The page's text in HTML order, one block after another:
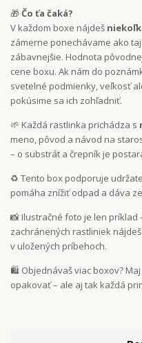
🎁Čo ťa čaká?
V každom boxe nájdeš
zámerne ponechávame ako
zábavnejšie. Hodnota
cene boxu. Ak nám do
svetelné podmienky, veľkosť
pokúsime sa ich zohľadniť.
🌱 Každá rastlinka prichádza s
meno, pôvod a návod na
– o substrát a črepník je
♻️ Tento box podporuje
pomáha znížiť odpad a dáva
📸 Ilustračné foto je len príklad
zachránených rastliniek
v uložených príbehoch.
🛍️ Objednávaš viac boxov?
opakovať – ale aj tak každá